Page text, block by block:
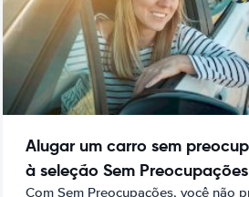
Alugar um carro sem
à seleção Sem Preocupações
Com Sem Preocupações, você não